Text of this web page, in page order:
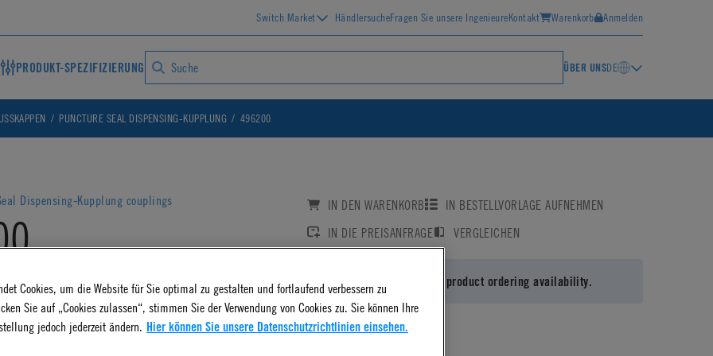
Switch Market HändlersucheFragen Sie unsere IngenieureKontakt Warenkorb Anmelden
PRODUKT-SPEZIFIZIERUNG ÜBER UNSDE
PUNCTURE SEAL DISPENSING-KUPPLUNG 496200
Dispensing-Kupplung couplings
Closure (PSC)
CAD DETAILS
IN DEN WARENKORB
IN BESTELLVORLAGE AUFNEHMEN
IN DIE PREISANFRAGE
VERGLEICHEN
Log in for product ordering availability.
Cookies, um die Website für Sie optimal zu gestalten und fortlaufend verbessern zu
Sie auf „Cookies zulassen“, stimmen Sie der Verwendung von Cookies zu. Sie können Ihre
jedoch jederzeit ändern. Hier können Sie unsere Datenschutzrichtlinien einsehen.